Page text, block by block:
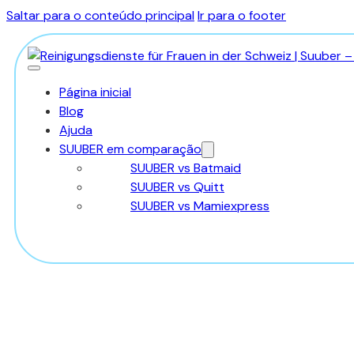
Saltar para o conteúdo principalIr para o footer
Página inicial
Blog
Ajuda
SUUBER em comparação
SUUBER vs Batmaid
SUUBER vs Quitt
SUUBER vs Mamiexpress